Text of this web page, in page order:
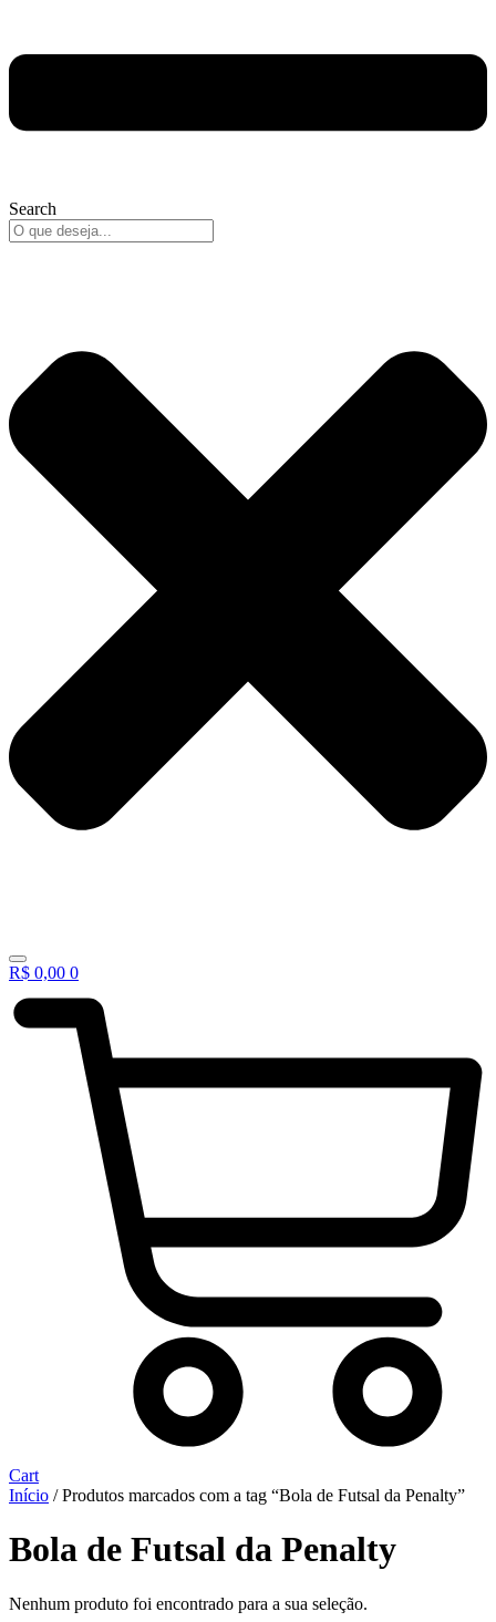
Search
R$ 0,00 0
Cart
Início / Produtos marcados com a tag “Bola de Futsal da Penalty”
Bola de Futsal da Penalty
Nenhum produto foi encontrado para a sua seleção.